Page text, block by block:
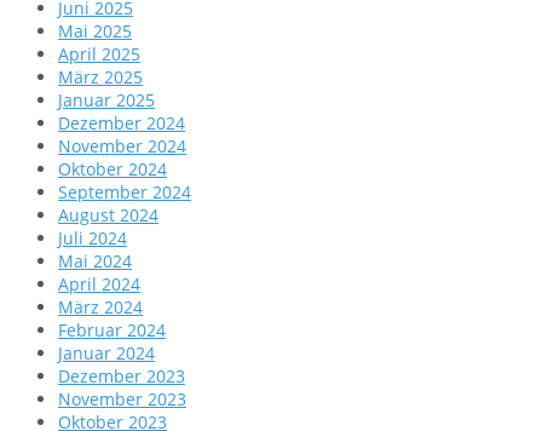
Juni 2025
Mai 2025
April 2025
März 2025
Januar 2025
Dezember 2024
November 2024
Oktober 2024
September 2024
August 2024
Juli 2024
Mai 2024
April 2024
März 2024
Februar 2024
Januar 2024
Dezember 2023
November 2023
Oktober 2023